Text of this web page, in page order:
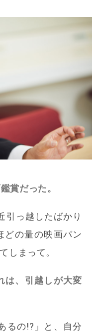
賞だった。
引っ越したばかり
どの量の映画パン
しまって。
は、引越しが大変
るの!?」と、自分